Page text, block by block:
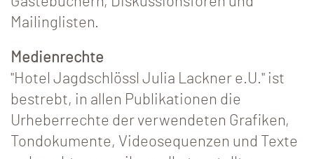
Mailinglisten.
Medienrechte
"Hotel Jagdschlössl Julia Lackner e.U." ist
bestrebt, in allen Publikationen die
Urheberrechte der verwendeten Grafiken,
Tondokumente, Videosequenzen und Texte